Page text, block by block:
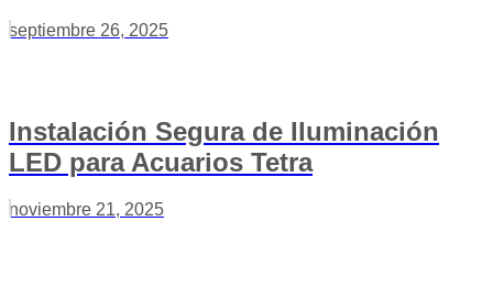
septiembre 26, 2025
Instalación Segura de Iluminación
LED para Acuarios Tetra
noviembre 21, 2025